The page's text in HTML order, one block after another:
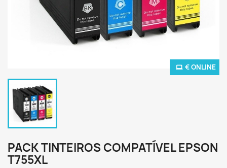
€ ONLINE
PACK TINTEIROS COMPATÍVEL EPSON
T755XL